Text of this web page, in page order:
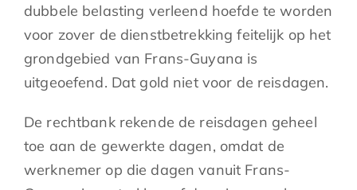
dubbele belasting verleend hoefde te worden
voor zover de dienstbetrekking feitelijk op het
grondgebied van Frans-Guyana is
uitgeoefend. Dat gold niet voor de reisdagen.
De rechtbank rekende de reisdagen geheel
toe aan de gewerkte dagen, omdat de
werknemer op die dagen vanuit Frans-